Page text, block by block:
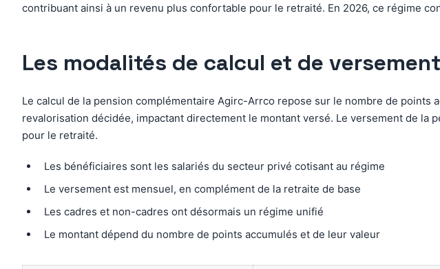
contribuant ainsi à un revenu plus confortable pour le retraité. En 2026, ce régime
Les modalités de calcul et de
Le calcul de la pension complémentaire Agirc-Arrco repose sur le nombre de
revalorisation décidée, impactant directement le montant versé. Le versement de
pour le retraité.
Les bénéficiaires sont les salariés du secteur privé cotisant au régime
Le versement est mensuel, en complément de la retraite de base
Les cadres et non-cadres ont désormais un régime unifié
Le montant dépend du nombre de points accumulés et de leur valeur